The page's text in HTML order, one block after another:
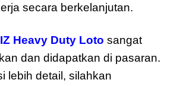
secara berkelanjutan.
Heavy Duty Loto sangat
dan didapatkan di pasaran.
lebih detail, silahkan